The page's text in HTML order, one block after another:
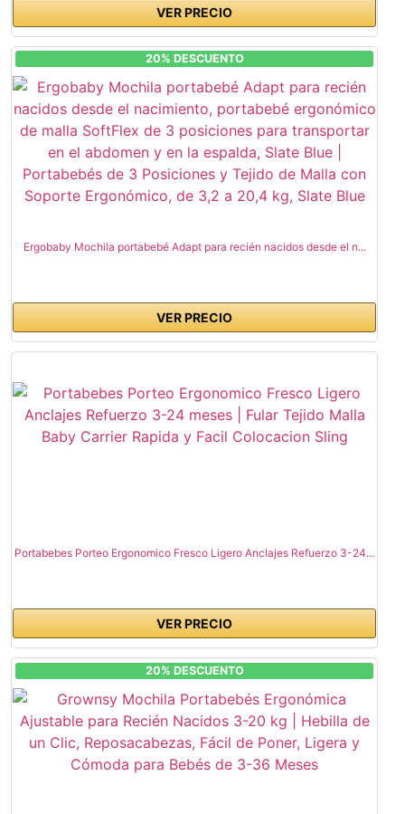
VER PRECIO
20% DESCUENTO
Ergobaby Mochila portabebé Adapt para recién nacidos desde el n...
VER PRECIO
Portabebes Porteo Ergonomico Fresco Ligero Anclajes Refuerzo 3-24...
VER PRECIO
20% DESCUENTO